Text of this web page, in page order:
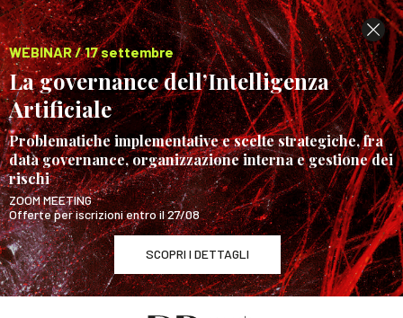
WEBINAR / 17 settembre
La governance dell’Intelligenza
Artificiale
Problematiche implementative e scelte strategiche, fra
data governance, organizzazione interna e gestione dei
rischi
ZOOM MEETING
Offerte per iscrizioni entro il 27/08
SCOPRI I DETTAGLI